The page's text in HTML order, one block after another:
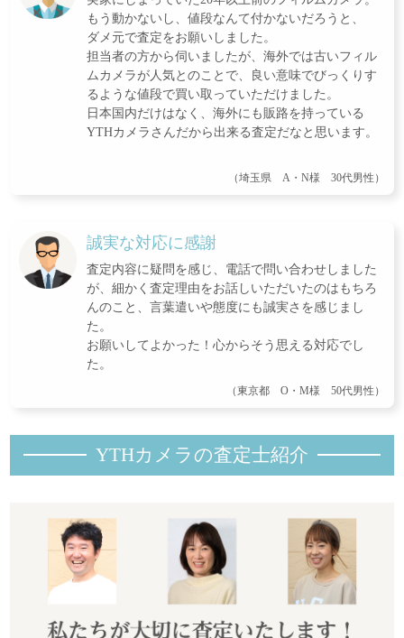
もう動かないし、値段なんて付かないだろうと、
ダメ元で査定をお願いしました。
担当者の方から伺いましたが、海外では古いフィル
ムカメラが人気とのことで、良い意味でびっくりす
るような値段で買い取っていただけました。
日本国内だけはなく、海外にも販路を持っている
YTHカメラさんだから出来る査定だなと思います。
（埼玉県 A・N様 30代男性）
誠実な対応に感謝
査定内容に疑問を感じ、電話で問い合わせしました
が、細かく査定理由をお話しいただいたのはもちろ
んのこと、言葉遣いや態度にも誠実さを感じまし
た。
お願いしてよかった！心からそう思える対応でし
た。
（東京都 O・M様 50代男性）
YTHカメラの査定士紹介